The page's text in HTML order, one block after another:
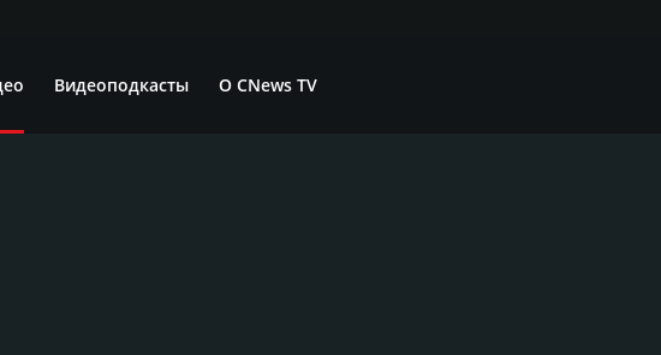
Видеоподкасты О CNews TV